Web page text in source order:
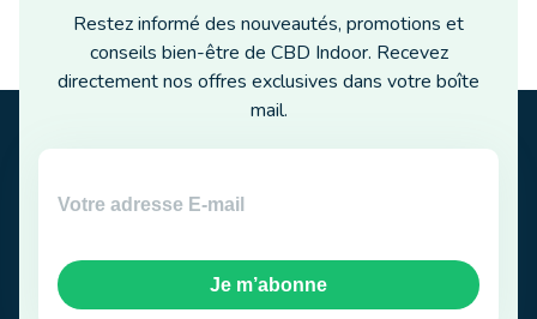
Restez informé des nouveautés, promotions et
conseils bien-être de CBD Indoor. Recevez
directement nos offres exclusives dans votre boîte
mail.
Je m’abonne